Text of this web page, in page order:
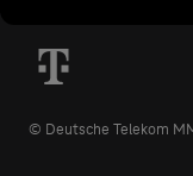
© Deutsche Telekom